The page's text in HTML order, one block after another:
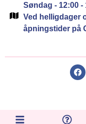
Søndag - 12:00 -
Ved helligdager
åpningstider på